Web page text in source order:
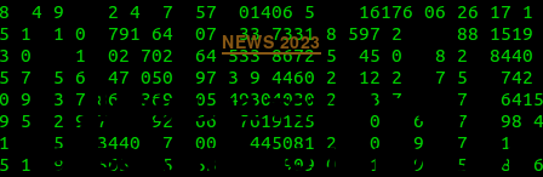
Категорії
NEWS 2023
Декілька технічних
зауважень щодо роботи